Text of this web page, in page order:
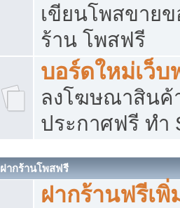
เขียนโพสขาย
ร้าน โพสฟรี
บอร์ดใหม่เว็บ
ลงโฆษณาสิน
ประกาศฟรี ทำ
ฝากร้านโพสฟรี
ฝากร้านฟรีเ